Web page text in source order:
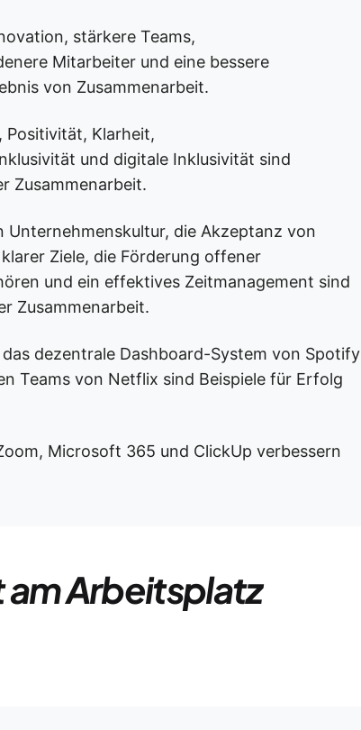
stärkere Teams,
Mitarbeiter und eine bessere
von Zusammenarbeit.
Positivität, Klarheit,
und digitale Inklusivität sind
Zusammenarbeit.
Unternehmenskultur, die Akzeptanz von
Ziele, die Förderung offener
und ein effektives Zeitmanagement sind
Zusammenarbeit.
dezentrale Dashboard-System von Spotify
Teams von Netflix sind Beispiele für Erfolg
Microsoft 365 und ClickUp verbessern
Arbeitsplatz